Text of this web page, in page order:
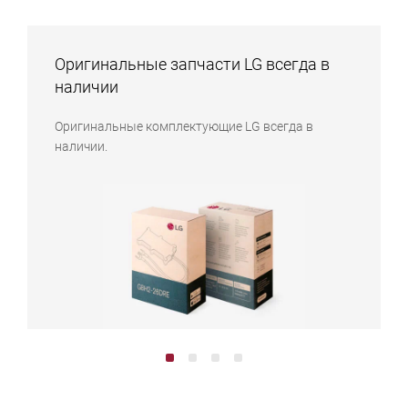
Оригинальные запчасти LG всегда в
наличии
Оригинальные комплектующие LG всегда в
наличии.